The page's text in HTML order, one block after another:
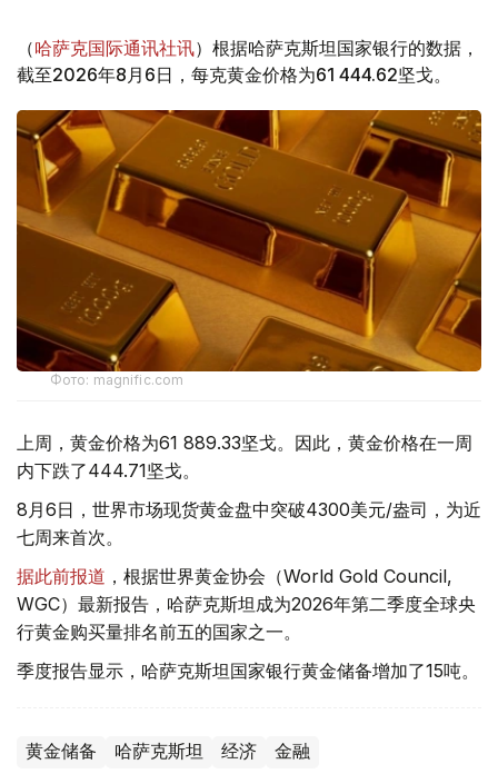
（哈萨克国际通讯社讯）根据哈萨克斯坦国家银行的数据，
截至2026年8月6日，每克黄金价格为61 444.62坚戈。
Фото: magnific.com
上周，黄金价格为61 889.33坚戈。因此，黄金价格在一周
内下跌了444.71坚戈。
8月6日，世界市场现货黄金盘中突破4300美元/盎司，为近
七周来首次。
据此前报道 ，根据世界黄金协会（World Gold Council,
WGC）最新报告，哈萨克斯坦成为2026年第二季度全球央
行黄金购买量排名前五的国家之一。
季度报告显示，哈萨克斯坦国家银行黄金储备增加了15吨。
黄金储备 哈萨克斯坦 经济 金融